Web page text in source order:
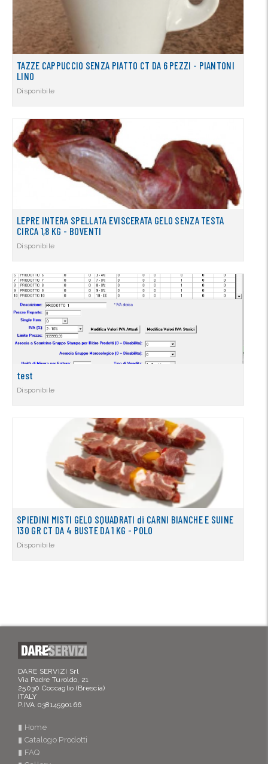
TAZZE CAPPUCCIO SENZA PIATTO CT DA 6 PEZZI - PIANTONI
LINO
Disponibile
LEPRE INTERA SPELLATA EVISCERATA GELO SENZA TESTA
CIRCA 1,8 KG - BOVENTI
Disponibile
test
Disponibile
SPIEDINI MISTI GELO SQUADRATI di CARNI BIANCHE E SUINE
130 GR CT DA 4 BUSTE DA 1 KG - POLO
Disponibile
DARE SERVIZI Srl
Via Padre Turoldo, 21
25030 Coccaglio (Brescia)
ITALY
P.IVA 03814590166
▮ Home
▮ Catalogo Prodotti
▮ FAQ